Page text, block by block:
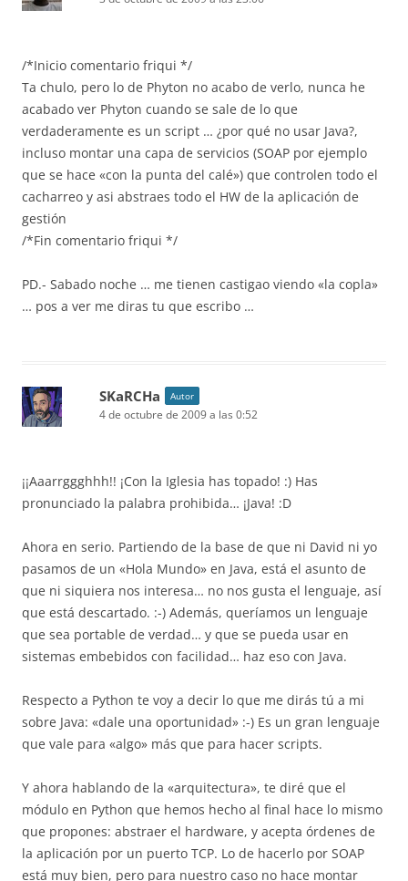
/*Inicio comentario friqui */
Ta chulo, pero lo de Phyton no acabo de verlo, nunca he
acabado ver Phyton cuando se sale de lo que
verdaderamente es un script … ¿por qué no usar Java?,
incluso montar una capa de servicios (SOAP por ejemplo
que se hace «con la punta del calé») que controlen todo el
cacharreo y asi abstraes todo el HW de la aplicación de
gestión
/*Fin comentario friqui */
PD.- Sabado noche … me tienen castigao viendo «la copla»
… pos a ver me diras tu que escribo …
SKaRCHa Autor
4 de octubre de 2009 a las 0:52
¡¡Aaarrggghhh!! ¡Con la Iglesia has topado! :) Has
pronunciado la palabra prohibida… ¡Java! :D
Ahora en serio. Partiendo de la base de que ni David ni yo
pasamos de un «Hola Mundo» en Java, está el asunto de
que ni siquiera nos interesa… no nos gusta el lenguaje, así
que está descartado. :-) Además, queríamos un lenguaje
que sea portable de verdad… y que se pueda usar en
sistemas embebidos con facilidad… haz eso con Java.
Respecto a Python te voy a decir lo que me dirás tú a mi
sobre Java: «dale una oportunidad» :-) Es un gran lenguaje
que vale para «algo» más que para hacer scripts.
Y ahora hablando de la «arquitectura», te diré que el
módulo en Python que hemos hecho al final hace lo mismo
que propones: abstraer el hardware, y acepta órdenes de
la aplicación por un puerto TCP. Lo de hacerlo por SOAP
está muy bien, pero para nuestro caso no hace montar